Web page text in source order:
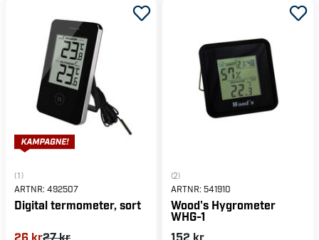
(1)
ARTNR: 492507
Digital termometer, sort
26 kr27 kr
(2)
ARTNR: 541910
Wood's Hygrometer
WHG-1
152 kr